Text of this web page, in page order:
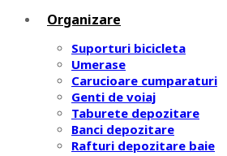
Organizare
Suporturi bicicleta
Umerase
Carucioare cumparaturi
Genti de voiaj
Taburete depozitare
Banci depozitare
Rafturi depozitare baie